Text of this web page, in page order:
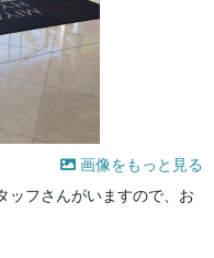
画像をもっと見る
ッフさんがいますので、お